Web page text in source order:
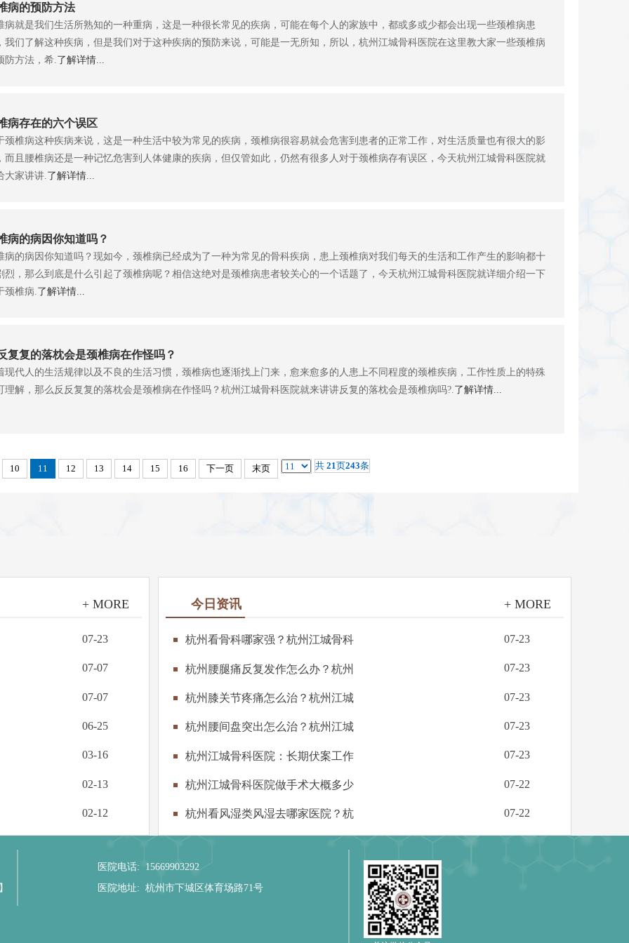
病的预防方法
病就是我们生活所熟知的一种重病，这是一种很长常见的疾病，可能在每个人的家族中，都或多或少都会出现一些颈椎病患
我们了解这种疾病，但是我们对于这种疾病的预防来说，可能是一无所知，所以，杭州江城骨科医院在这里教大家一些颈椎病
防方法，希.了解详情...
病存在的六个误区
颈椎病这种疾病来说，这是一种生活中较为常见的疾病，颈椎病很容易就会危害到患者的正常工作，对生活质量也有很大的影
而且腰椎病还是一种记忆危害到人体健康的疾病，但仅管如此，仍然有很多人对于颈椎病存有误区，今天杭州江城骨科医院就
大家讲讲.了解详情...
病的病因你知道吗？
病的病因你知道吗？现如今，颈椎病已经成为了一种为常见的骨科疾病，患上颈椎病对我们每天的生活和工作产生的影响都十
烈，那么到底是什么引起了颈椎病呢？相信这绝对是颈椎病患者较关心的一个话题了，今天杭州江城骨科医院就详细介绍一下
颈椎病.了解详情...
复复的落枕会是颈椎病在作怪吗？
现代人的生活规律以及不良的生活习惯，颈椎病也逐渐找上门来，愈来愈多的人患上不同程度的颈椎疾病，工作性质上的特殊
理解，那么反反复复的落枕会是颈椎病在作怪吗？杭州江城骨科医院就来讲讲反复的落枕会是颈椎病吗?.了解详情...
10 11 12 13 14 15 16 下一页 末页 共 21页243条
+ MORE
07-23
07-07
07-07
06-25
03-16
02-13
02-12
今日资讯 + MORE
杭州看骨科哪家强？杭州江城骨科 07-23
杭州腰腿痛反复发作怎么办？杭州 07-23
杭州膝关节疼痛怎么治？杭州江城 07-23
杭州腰间盘突出怎么治？杭州江城 07-23
杭州江城骨科医院：长期伏案工作 07-23
杭州江城骨科医院做手术大概多少 07-22
杭州看风湿类风湿去哪家医院？杭 07-22
医院电话: 15669903292
医院地址: 杭州市下城区体育场路71号